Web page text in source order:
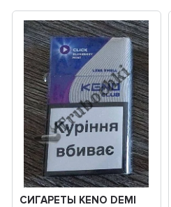
СИГАРЕТЫ KENO DEMI